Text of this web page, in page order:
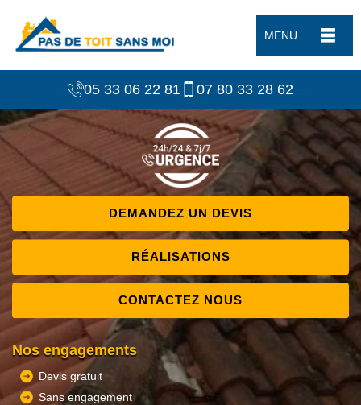
MENU
05 33 06 22 81 07 80 33 28 62
DEMANDEZ UN DEVIS
RÉALISATIONS
CONTACTEZ NOUS
Nos engagements
Devis gratuit
Sans engagement